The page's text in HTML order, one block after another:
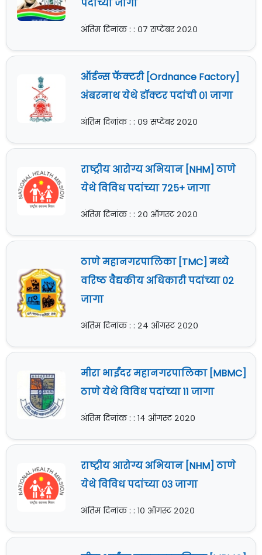
पदांच्या जागा
अंतिम दिनांक : : ०७ सप्टेंबर २०२०
ऑर्डन्स फॅक्टरी [Ordnance Factory]
अंबरनाथ येथे डॉक्टर पदांची ०१ जागा
अंतिम दिनांक : : ०९ सप्टेंबर २०२०
राष्ट्रीय आरोग्य अभियान [NHM] ठाणे
येथे विविध पदांच्या ७२५+ जागा
अंतिम दिनांक : : २० ऑगस्ट २०२०
ठाणे महानगरपालिका [TMC] मध्ये
वरिष्ठ वैद्यकीय अधिकारी पदांच्या ०२
जागा
अंतिम दिनांक : : २४ ऑगस्ट २०२०
मीरा भाईंदर महानगरपालिका [MBMC]
ठाणे येथे विविध पदांच्या ११ जागा
अंतिम दिनांक : : १४ ऑगस्ट २०२०
राष्ट्रीय आरोग्य अभियान [NHM] ठाणे
येथे विविध पदांच्या ०३ जागा
अंतिम दिनांक : : १० ऑगस्ट २०२०